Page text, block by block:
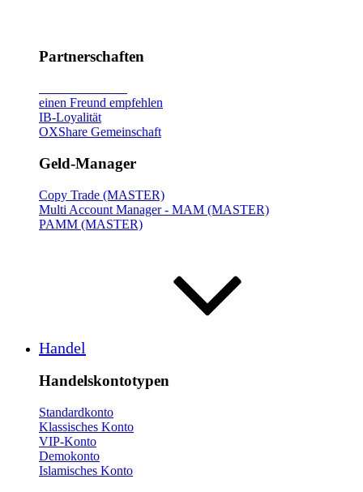
Partnerschaften
einen Freund empfehlen
IB-Loyalität
OXShare Gemeinschaft
Geld-Manager
Copy Trade (MASTER)
Multi Account Manager - MAM (MASTER)
PAMM (MASTER)
Handel
Handelskontotypen
Standardkonto
Klassisches Konto
VIP-Konto
Demokonto
Islamisches Konto